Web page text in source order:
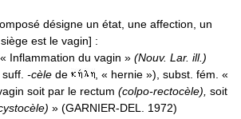
désigne un état, une affection, un
est le vagin] :
Inflammation du vagin » (Nouv. Lar. ill. )
-cèle de
, « hernie »), subst. fém. «
soit par le rectum (colpo-rectocèle), soit
» (GARNIER-DEL. 1972)